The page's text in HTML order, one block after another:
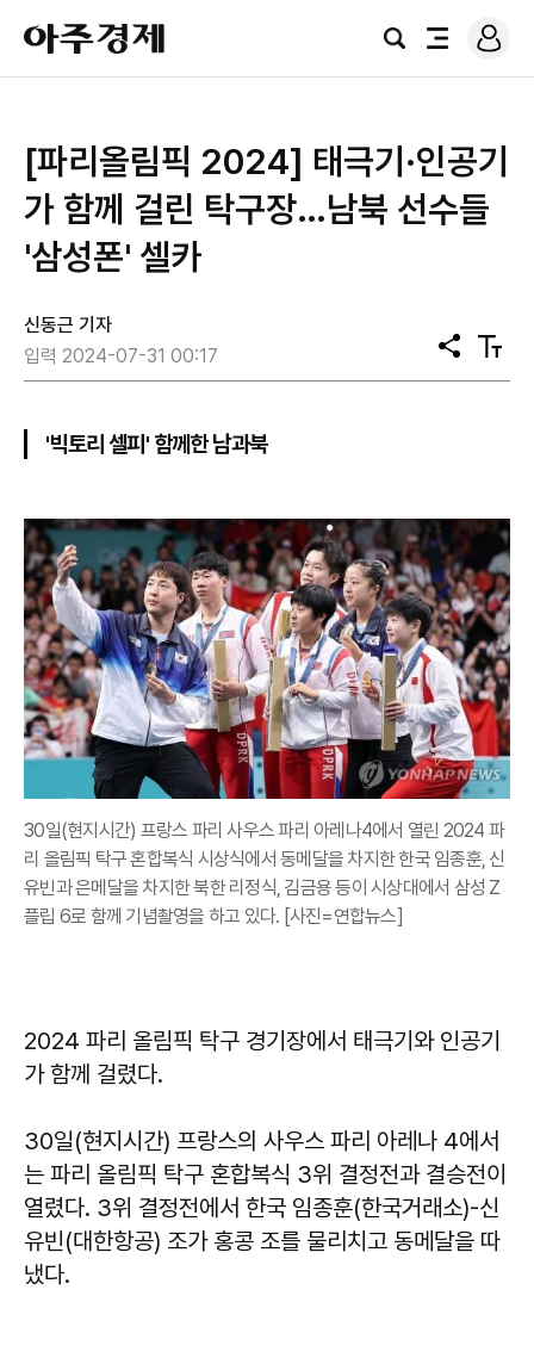
아
주
경
검
전
로
그
[파리올림픽 2024] 태극기·인공기
가 함께 걸린 탁구장…남북 선수들
'삼성폰' 셀카
신동근 기자
입력 2024-07-31 00:17
공
유
텍
스
'빅토리 셀피' 함께한 남과북
30일(현지시간) 프랑스 파리 사우스 파리 아레나4에서 열린 2024 파
리 올림픽 탁구 혼합복식 시상식에서 동메달을 차지한 한국 임종훈, 신
유빈과 은메달을 차지한 북한 리정식, 김금용 등이 시상대에서 삼성 Z
플립 6로 함께 기념촬영을 하고 있다. [사진=연합뉴스]
2024 파리 올림픽 탁구 경기장에서 태극기와 인공기
가 함께 걸렸다.
30일(현지시간) 프랑스의 사우스 파리 아레나 4에서
는 파리 올림픽 탁구 혼합복식 3위 결정전과 결승전이
열렸다. 3위 결정전에서 한국 임종훈(한국거래소)-신
유빈(대한항공) 조가 홍콩 조를 물리치고 동메달을 따
냈다.